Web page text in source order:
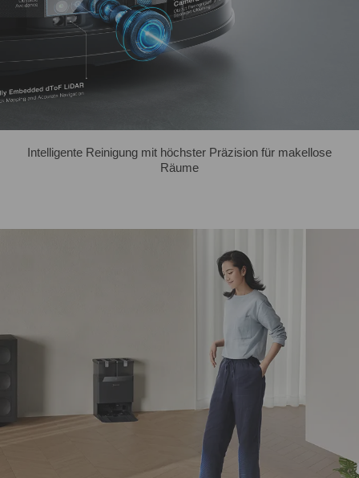
Intelligente Reinigung mit höchster Präzision für makellose
Räume